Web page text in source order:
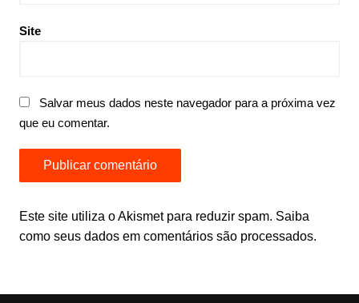
Site
Salvar meus dados neste navegador para a próxima vez
que eu comentar.
Este site utiliza o Akismet para reduzir spam. Saiba
como seus dados em comentários são processados.